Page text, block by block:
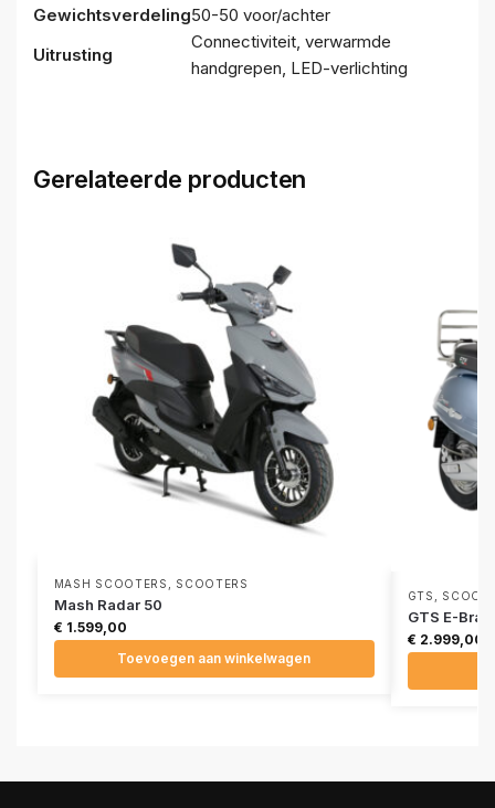
Gewichtsverdeling50-50 voor/achter
Uitrusting
Connectiviteit, verwarmde
handgrepen, LED-verlichting
Gerelateerde producten
MASH SCOOTERS SCOOTERS
Mash Radar 50
€ 1.599,00
Toevoegen aan winkelwagen
GTS
GTS E-
€ 2.999,00